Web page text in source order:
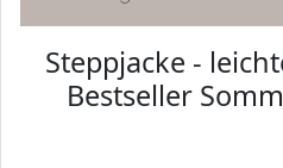
Steppjacke -
Bestseller